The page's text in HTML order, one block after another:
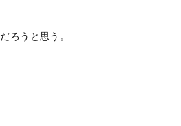
ろうと思う。